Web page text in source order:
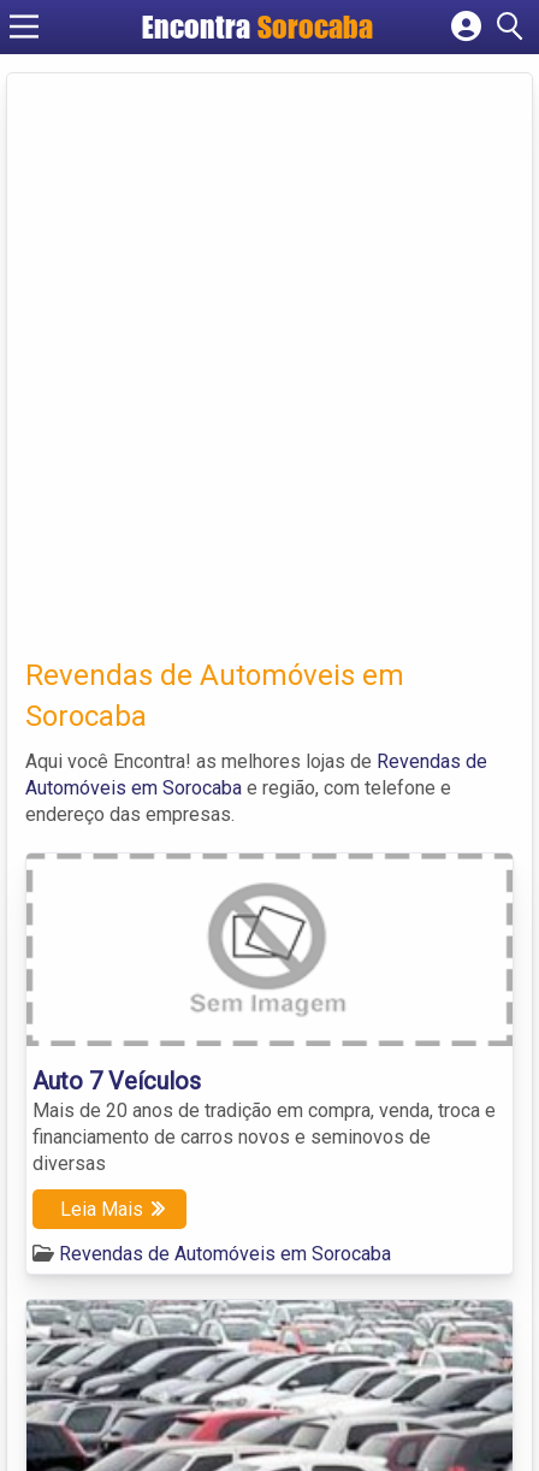
EncontraSorocaba
Cadastrar empresa
Revendas de Automóveis em
Sorocaba
Aqui você Encontra! as melhores lojas de Revendas de
Automóveis em Sorocaba e região, com telefone e
endereço das empresas.
Auto 7 Veículos
Mais de 20 anos de tradição em compra, venda, troca e
financiamento de carros novos e seminovos de
diversas
Leia Mais
Revendas de Automóveis em Sorocaba